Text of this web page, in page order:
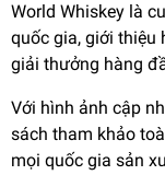
World Whiskey là
quốc gia, giới thiệu
giải thưởng hàng
Với hình ảnh cập
sách tham khảo
mọi quốc gia sản